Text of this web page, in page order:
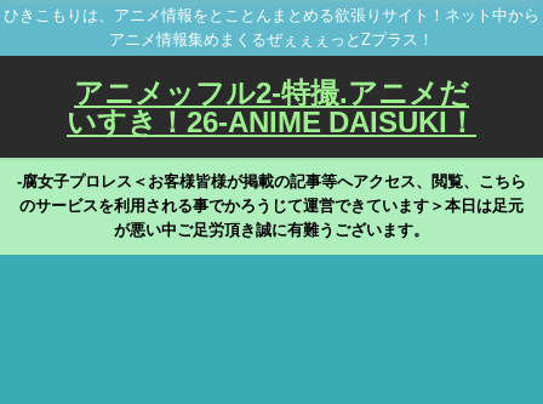
ひきこもりは、アニメ情報をとことんまとめる欲張りサイト！ネット中から
アニメ情報集めまくるぜぇぇぇっとZプラス！
アニメッフル2-特撮.アニメだ
いすき！26-ANIME DAISUKI！
-腐女子プロレス＜お客様皆様が掲載の記事等へアクセス、閲覧、こちら
のサービスを利用される事でかろうじて運営できています＞本日は足元
が悪い中ご足労頂き誠に有難うございます。